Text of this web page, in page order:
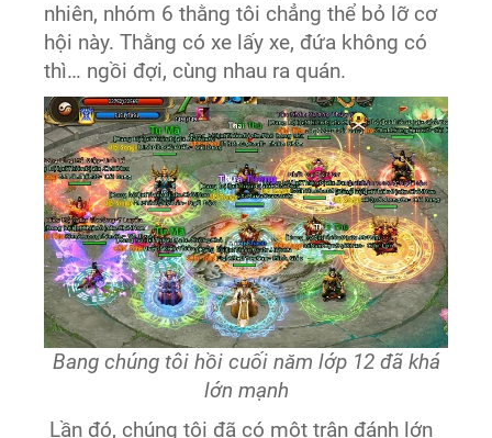
nhiên, nhóm 6 thằng tôi chẳng thể bỏ lỡ cơ
hội này. Thằng có xe lấy xe, đứa không có
thì… ngồi đợi, cùng nhau ra quán.
Bang chúng tôi hồi cuối năm lớp 12 đã khá
lớn mạnh
Lần đó, chúng tôi đã có một trận đánh lớn